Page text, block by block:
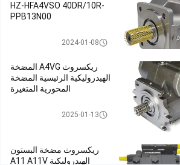
HZ-HFA4VSO 40DR/10R-
PPB13N00
مضخة مكبس هيدروليكي
2024-01-08
ريكسروث A4VG المضخة
الهيدروليكية الرئيسية المضخة
المحورية المتغيرة
مضخة مكبس هيدروليكي
2025-01-13
ريكسروث مضخة البستون
الهيدروليكية A11 A11V